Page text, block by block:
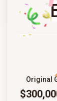
Original